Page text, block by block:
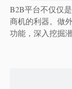
B2B平台不仅仅
商机的利器。做
功能，深入挖掘